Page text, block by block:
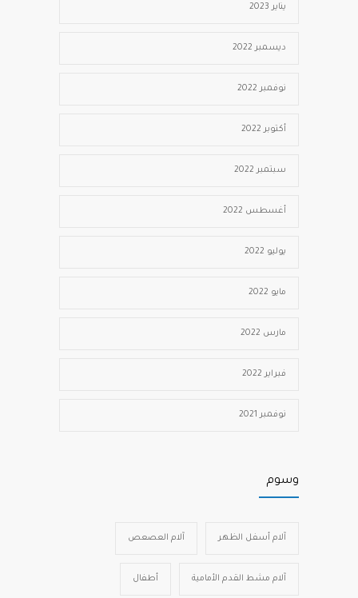
يناير 2023
ديسمبر 2022
نوفمبر 2022
أكتوبر 2022
سبتمبر 2022
أغسطس 2022
يوليو 2022
مايو 2022
مارس 2022
فبراير 2022
نوفمبر 2021
وسوم
آلام أسفل الظهر آلام العصعص
آلام مشط القدم الأمامية أطفال